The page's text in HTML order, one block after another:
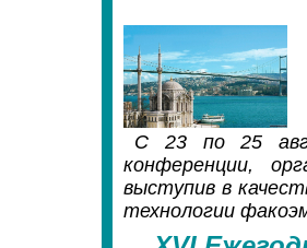
С 23 по 25
конференции,
выступив в
технологии